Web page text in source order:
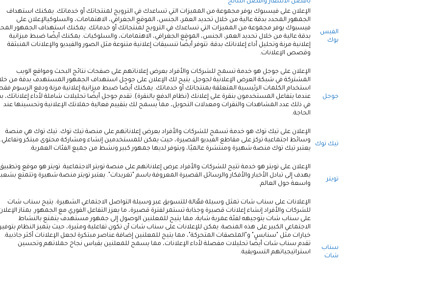
بأفضل الاسعار وافضل النتائج
الفيس
بوك
الإعلان على فيسبوك يوفر مجموعة من المميزات التي تساعدك في الترويج لمنتجاتك أو خدماتك. يمكنك استهداف
الجمهور المحدد بدقة عالية من خلال تحديد العمر، الجنس، الموقع الجغرافي، الاهتمامات، والسلوكيالإعلان على
فيسبوك يوفر مجموعة من المميزات التي تساعدك في الترويج لمنتجاتك أو خدماتك. يمكنك استهداف الجمهور
بدقة عالية من خلال تحديد العمر، الجنس، الموقع الجغرافي، الاهتمامات، والسلوكيات. يمكنك أيضًا ضبط ميزانية
إعلانية مرنة وتحليل أداء إعلاناتك بدقة. تتوفر أيضًا تنسيقات إعلانية متنوعة مثل الصور والفيديو والإعلانات المنبثقة
وقصص الإعلانات.
جوجل
الإعلان على جوجل هو خدمة تسمح للشركات والأفراد بعرض إعلاناتهم على صفحات نتائج البحث ومواقع الويب
المشتركة في شبكة العرض الإعلانية لجوجل. يتيح لك الإعلان على جوجل استهداف الجمهور المستهدف بدقة من
استخدام الكلمات الرئيسية المتعلقة بمنتجاتك أو خدماتك. يمكنك أيضًا ضبط ميزانية إعلانية مرنة ودفع الرسوم
عندما يتفاعل المستخدمون بنقرة على إعلانك (نظام الدفع بالنقرة). تقدم جوجل أيضًا تحليلات شاملة لأداء إعلاناتك،
في ذلك عدد المشاهدات والنقرات ومعدلات التحويل، مما يسمح لك بتقييم فعالية حملاتك الإعلانية وتحسينها عند
الحاجة.
تيك توك
الإعلان على تيك توك هو خدمة تسمح للشركات والأفراد بعرض إعلاناتهم على منصة تيك توك. تيك توك هي منصة
وسائط اجتماعية تركز على مقاطع الفيديو القصيرة، حيث يمكن للمستخدمين إنشاء ومشاركة محتوى مبتكر وتفاعلي.
يعتبر تيك توك منصة شهيرة ومنتشرة عالميًا، ويتوفر لديها جمهور كبير ونشط من جميع الفئات العمرية.
تويتر
الإعلان على تويتر هو خدمة تتيح للشركات والأفراد عرض إعلاناتهم على منصة تويتر الاجتماعية. تويتر هو موقع وتطبيق
يهدف إلى تبادل الأخبار والأفكار والرسائل القصيرة المعروفة باسم "تغريدات". يعتبر تويتر منصة شهيرة وتتمتع
واسعة حول العالم.
سناب
شات
الإعلانات على سناب شات تمثل وسيلة فعّالة للتسويق عبر وسيلة التواصل الاجتماعي الشهيرة. يتيح سناب شات
للشركات والأفراد إنشاء إعلانات قصيرة وجذابة تستمر لفترة قصيرة، ما يعزز التفاعل الفوري مع الجمهور. يمتاز
على سناب شات بتوجيهه لفئة عمرية شابة، مما يتيح للمعلنين الوصول إلى جمهور مستهدف يتمتع بالنشاط
الاجتماعي الكبير على هذه المنصة. يمكن للإعلانات على سناب شات أن تكون تفاعلية ومثيرة، حيث يتميز النظام بتوفير
خيارات مثل "سنابس" و"الملصقات المتحركة"، مما يتيح للمعلنين إضافة عناصر مبتكرة لجعل الإعلانات أكثر جاذبية.
تقدم سناب شات أيضًا تحليلات مفصلة لأداء الإعلانات، مما يسمح للمعلنين بقياس نجاح حملاتهم وتحسين
استراتيجياتهم التسويقية.